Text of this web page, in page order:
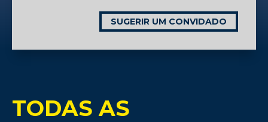
SUGERIR UM CONVIDADO
TODAS AS